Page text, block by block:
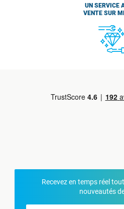
UN SERVICE
VENTE SUR
Recevez en temps réel
nouveautés